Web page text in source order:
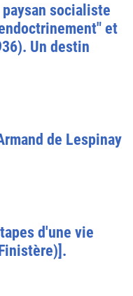
socialiste
et
Un destin
de Lespinay
d'une vie